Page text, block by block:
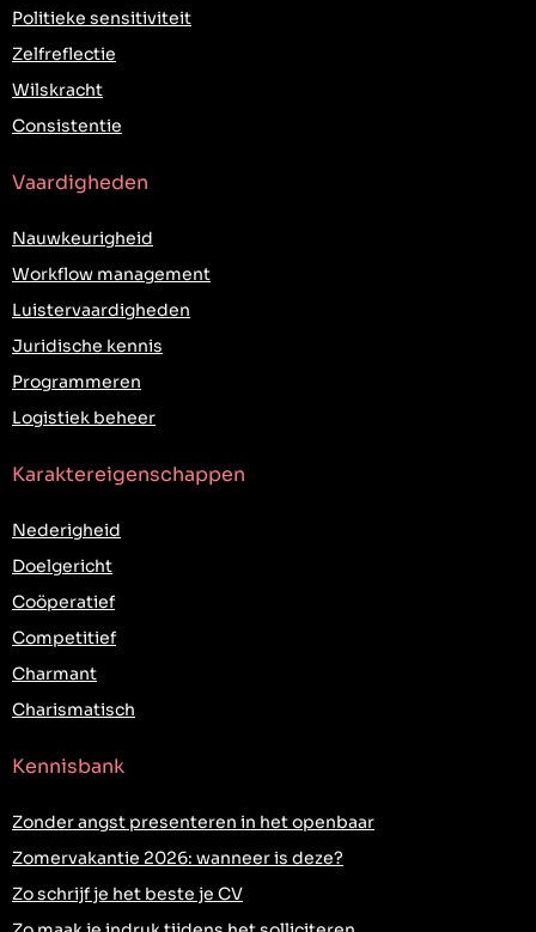
Politieke sensitiviteit
Zelfreflectie
Wilskracht
Consistentie
Vaardigheden
Nauwkeurigheid
Workflow management
Luistervaardigheden
Juridische kennis
Programmeren
Logistiek beheer
Karaktereigenschappen
Nederigheid
Doelgericht
Coöperatief
Competitief
Charmant
Charismatisch
Kennisbank
Zonder angst presenteren in het openbaar
Zomervakantie 2026: wanneer is deze?
Zo schrijf je het beste je CV